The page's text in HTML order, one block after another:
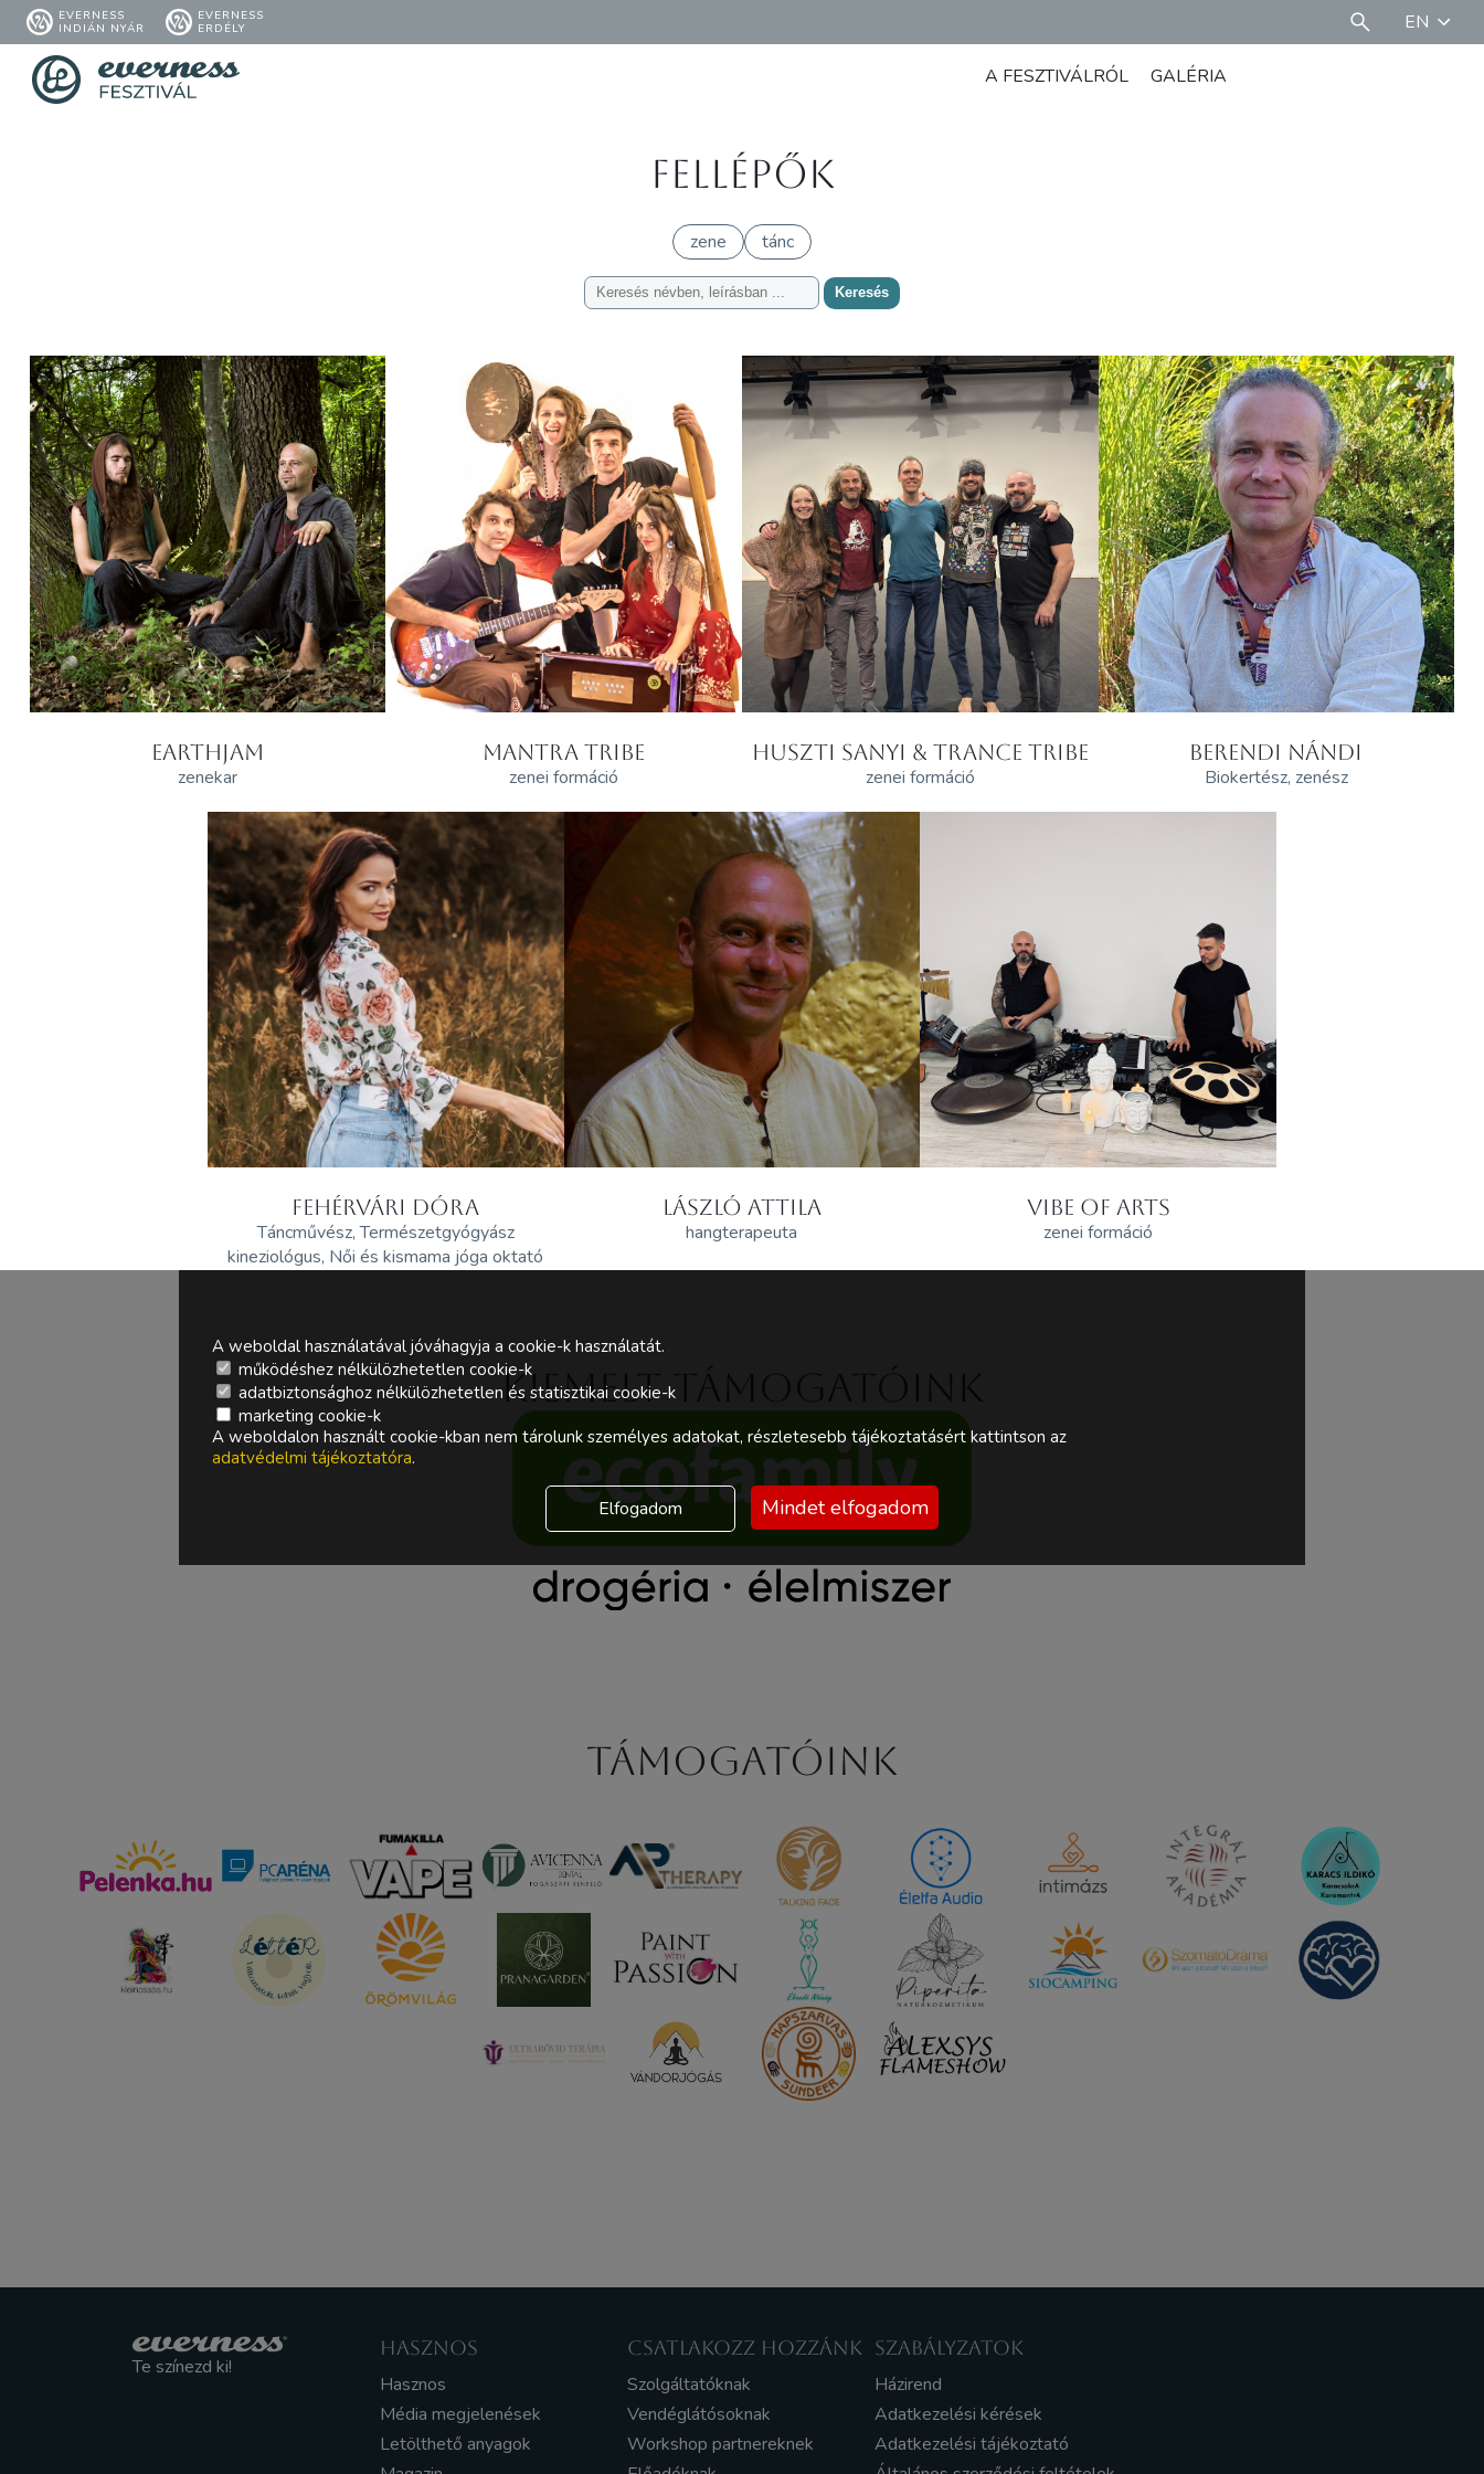
EVERNESS
INDIÁN NYÁR
EVERNESS
ERDÉLY
EN
A FESZTIVÁLRÓL GALÉRIA
Fellépők
zene tánc
Keresés
EARTHJAM
zenekar
MANTRA TRIBE
zenei formáció
HUSZTI SANYI & TRANCE TRIBE
zenei formáció
BERENDI NÁNDI
Biokertész, zenész
FEHÉRVÁRI DÓRA
Táncművész, Természetgyógyász
kineziológus, Női és kismama jóga oktató
LÁSZLÓ ATTILA
hangterapeuta
VIBE OF ARTS
zenei formáció
Kiemelt támogatóink
Támogatóink
Te színezd ki!
HASZNOS
Hasznos
Média megjelenések
Letölthető anyagok
CSATLAKOZZ HOZZÁNK
Szolgáltatóknak
Vendéglátósoknak
Workshop partnereknek
SZABÁLYZATOK
Házirend
Adatkezelési kérések
Adatkezelési tájékoztató
A weboldal használatával jóváhagyja a cookie-k használatát.
működéshez nélkülözhetetlen cookie-k
adatbiztonsághoz nélkülözhetetlen és statisztikai cookie-k
marketing cookie-k
A weboldalon használt cookie-kban nem tárolunk személyes adatokat, részletesebb tájékoztatásért kattintson az
adatvédelmi tájékoztatóra.
Elfogadom Mindet elfogadom